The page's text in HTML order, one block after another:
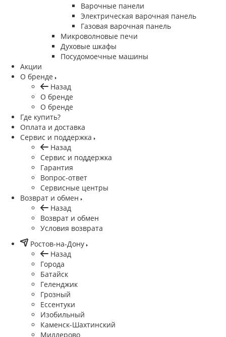
Варочные панели
Электрическая варочная панель
Газовая варочная панель
Микроволновые печи
Духовые шкафы
Посудомоечные машины
Акции
О бренде
Назад
О бренде
О бренде
Где купить?
Оплата и доставка
Сервис и поддержка
Назад
Сервис и поддержка
Гарантия
Вопрос-ответ
Сервисные центры
Возврат и обмен
Назад
Возврат и обмен
Условия возврата
Ростов-на-Дону
Назад
Города
Батайск
Геленджик
Грозный
Ессентуки
Изобильный
Каменск-Шахтинский
Миллерово